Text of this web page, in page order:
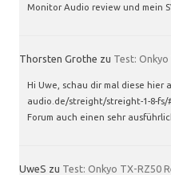
Monitor Audio review und mein
Thorsten Grothe zu Test:
Hi Uwe, schau dir mal diese hier
audio.de/streight/streight-1-8-
Forum auch einen sehr
UweS zu Test: Onkyo TX-RZ50